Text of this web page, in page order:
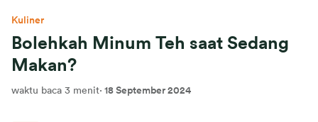
Kuliner
Bolehkah Minum Teh saat Sedang
Makan?
waktu baca 3 menit· 18 September 2024